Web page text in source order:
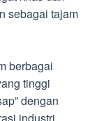
sebagai tajam
berbagai
tinggi
dengan